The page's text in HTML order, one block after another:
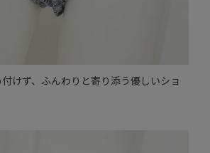
けず、ふんわりと寄り添う優しいショ